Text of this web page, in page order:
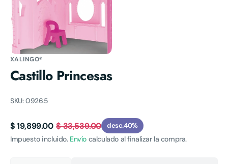
Abrir
elemento
multimedia
3
en
vista
de
XALINGO®
Castillo Princesas
SKU:0926.5
Precio
de
$ 19,899.00
Precio
habitual
$ 33,539.00 desc.40%
Impuesto incluido. Envío calculado al finalizar la compra.